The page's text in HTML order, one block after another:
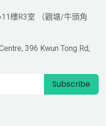
樓R3室 （觀塘/牛頭角
396 Kwun Tong Rd,
Subscribe